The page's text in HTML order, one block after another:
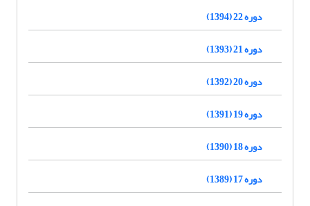
دوره 22 (1394)
دوره 21 (1393)
دوره 20 (1392)
دوره 19 (1391)
دوره 18 (1390)
دوره 17 (1389)